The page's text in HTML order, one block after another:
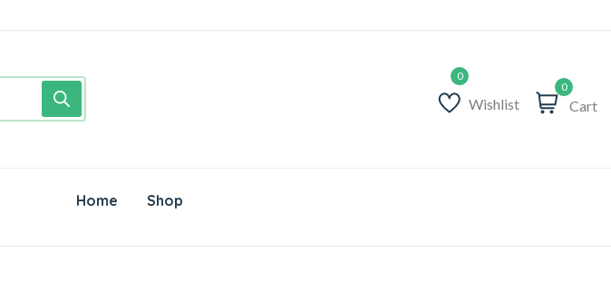
Wishlist
0
Cart
Home Shop